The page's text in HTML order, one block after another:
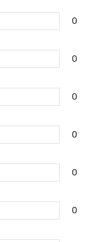
0
0
0
0
0
0